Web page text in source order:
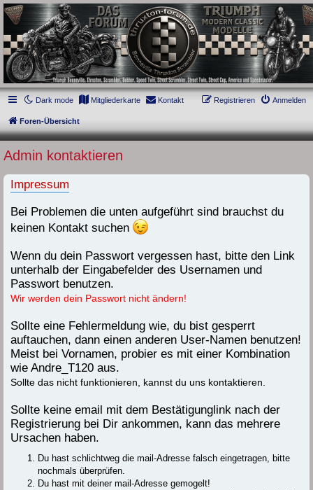
thruxton-forum.de
DAS FORUM! Alles rund um die Triumph Modern Classic Modelle. Das Forum für
die New Bonneville Baureihen ab BJ 2001. Triumph Bonneville, Thruxton,
Scrambler, Bobber, Speed Twin, Street Scrambler, Street Twin, Street Cup, America
und Speedmaster.
Dark mode
Mitgliederkarte Kontakt Anmelden
Registrieren
Foren-Übersicht
Admin kontaktieren
Impressum
Bei Problemen die unten aufgeführt sind brauchst du
keinen Kontakt suchen
Wenn du dein Passwort vergessen hast, bitte den Link
unterhalb der Eingabefelder des Usernamen und
Passwort benutzen.
Wir werden dein Passwort nicht ändern!
Sollte eine Fehlermeldung wie, du bist gesperrt
auftauchen, dann einen anderen User-Namen benutzen!
Meist bei Vornamen, probier es mit einer Kombination
wie Andre_T120 aus.
Sollte das nicht funktionieren, kannst du uns kontaktieren.
Sollte keine email mit dem Bestätigunglink nach der
Registrierung bei Dir ankommen, kann das mehrere
Ursachen haben.
Du hast schlichtweg die mail-Adresse falsch eingetragen, bitte
nochmals überprüfen.
Du hast mit deiner mail-Adresse gemogelt!